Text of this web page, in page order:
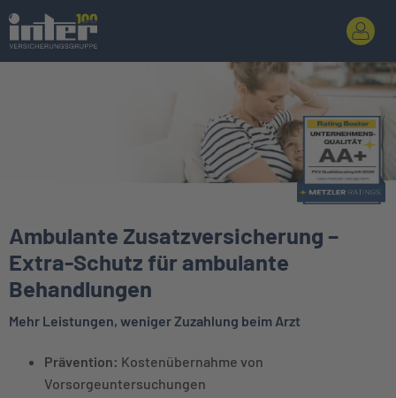
Ambulante Zusatzversicherung –
Extra-Schutz für ambulante
Behandlungen
Mehr Leistungen, weniger Zuzahlung beim Arzt
Prävention: Kostenübernahme von
Vorsorgeuntersuchungen